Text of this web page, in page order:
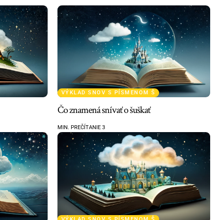
VÝKLAD SNOV S PÍSMENOM Š
Čo znamená snívať o šuškať
MIN. PREČÍTANIE 3